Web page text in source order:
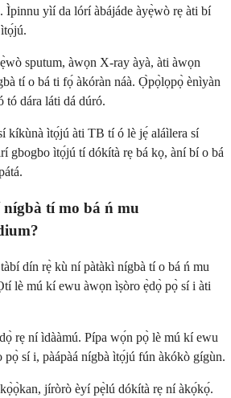
Ìpinnu yìí da lórí àbájáde àyẹ̀wò rẹ àti bí
sputum, àwọn X-ray àyà, àti àwọn
tí o bá ti fọ́ àkóràn náà. Ọ̀pọ̀lọpọ̀ ènìyàn
dára láti dá dúró.
kíkùnà ìtọ́jú àti TB tí ó lè jẹ́ aláìlera sí
gbogbo ìtọ́jú tí dókítà rẹ bá kọ, àní bí o bá
nígbà tí mo bá ń mu
dín rẹ̀ kù ní pàtàkì nígbà tí o bá ń mu
lè mú kí ewu àwọn ìṣòro ẹ̀dọ̀ pọ̀ sí i àti
rẹ ní ìdààmú. Pípa wọ́n pọ̀ lè mú kí ewu
sí i, pàápàá nígbà ìtọ́jú fún àkókò gígùn.
jíròrò èyí pẹ̀lú dókítà rẹ ní àkọ́kọ́.